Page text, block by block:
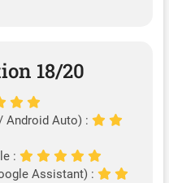
18/20
Android Auto) :
:
Assistant) :